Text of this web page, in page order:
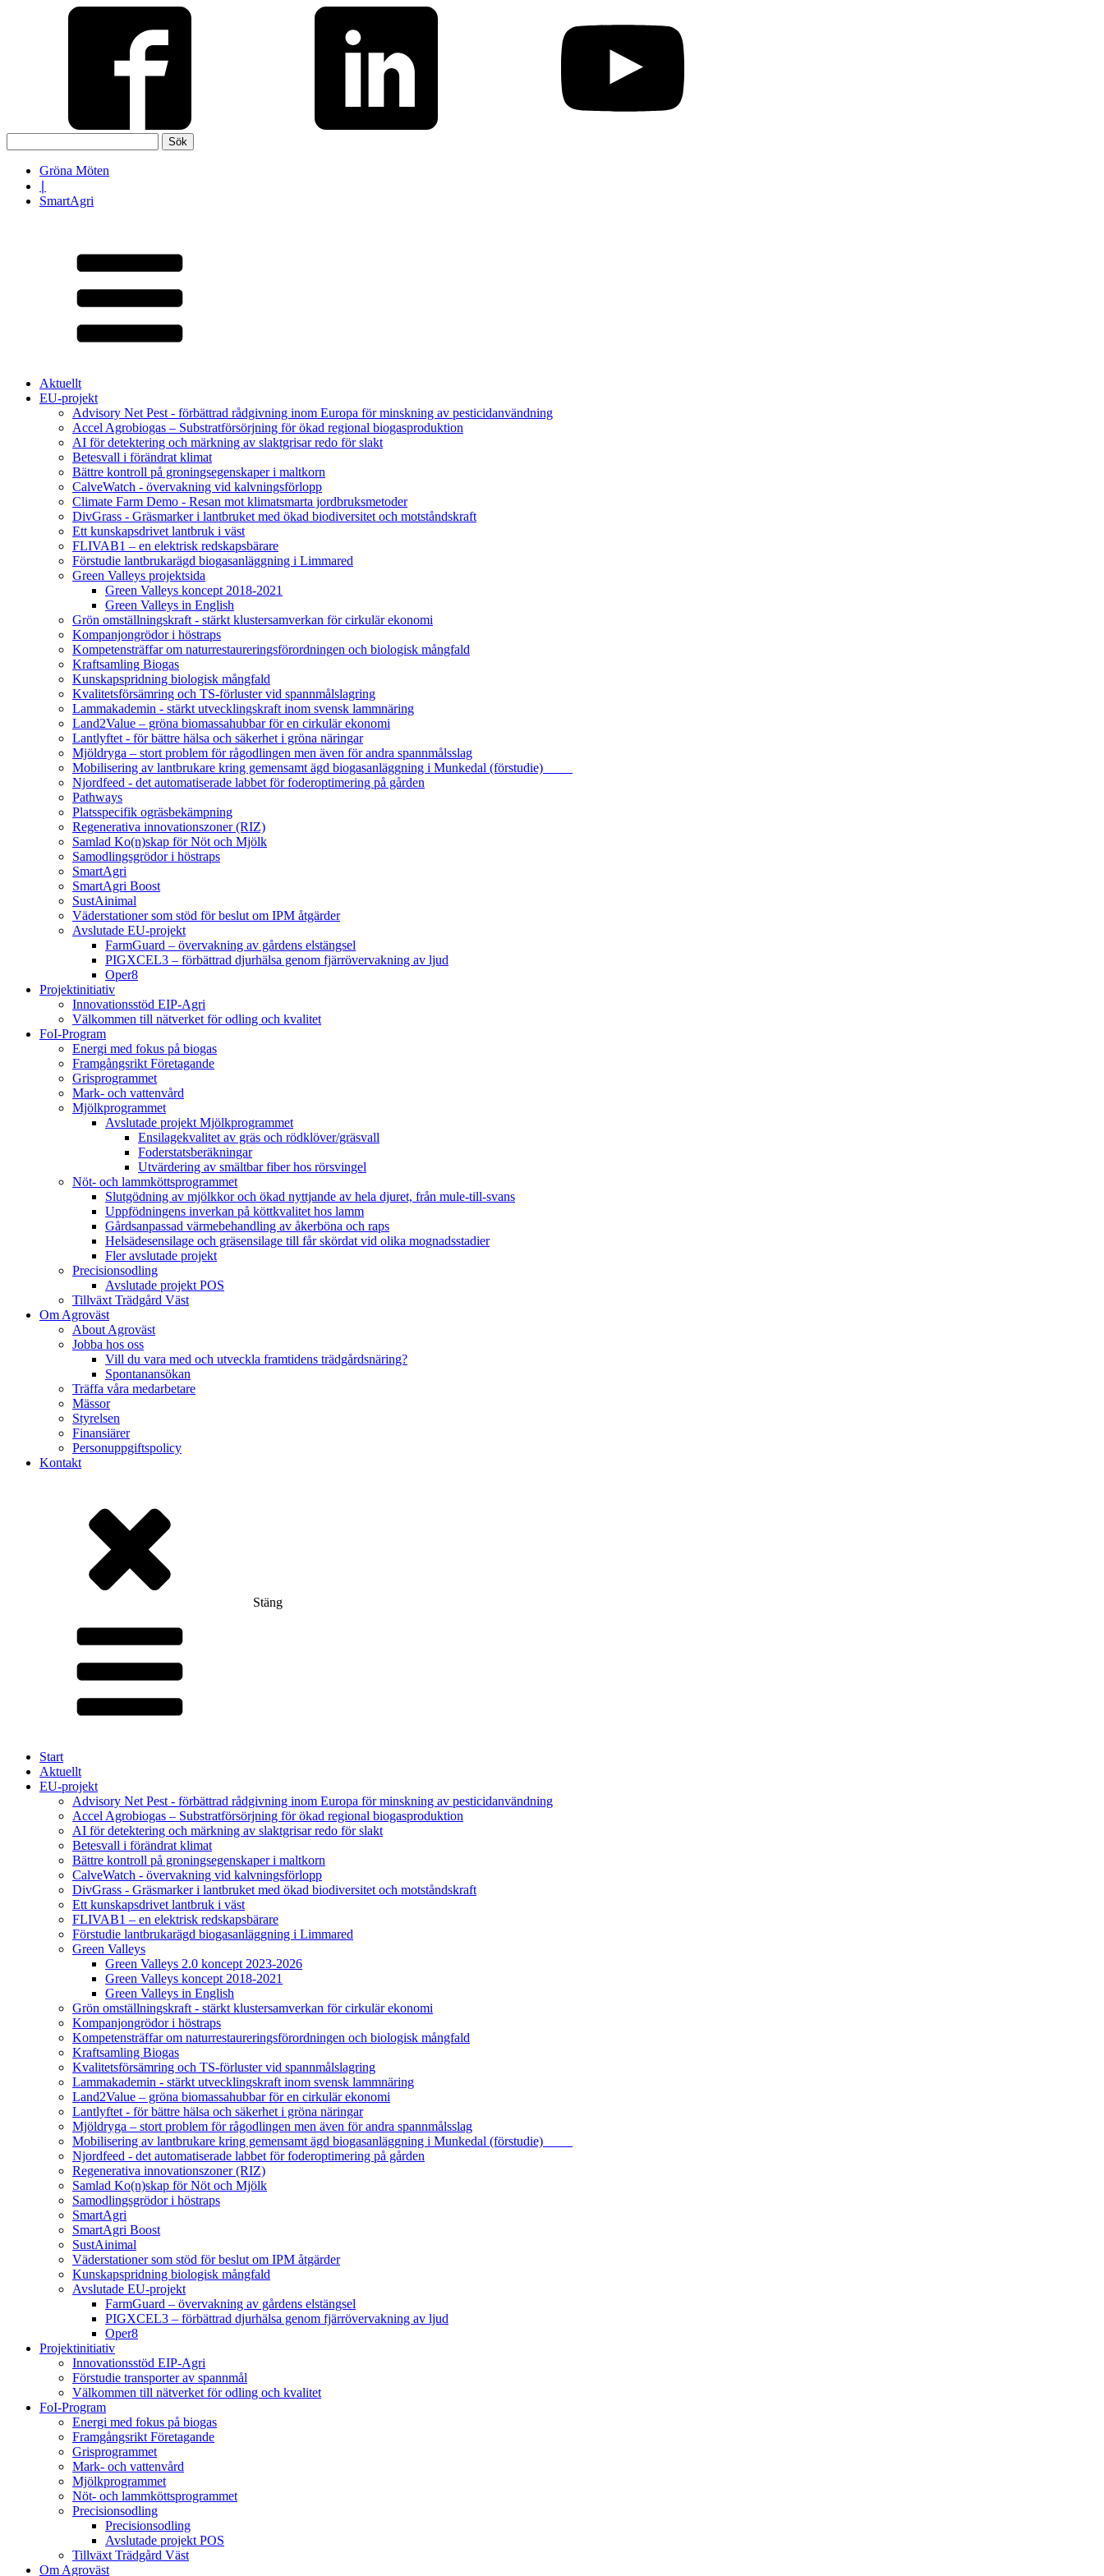
efter:
Gröna Möten
SmartAgri
Aktuellt
EU-projekt
Advisory Net Pest - förbättrad rådgivning inom Europa för minskning av pesticidanvändning
Accel Agrobiogas – Substratförsörjning för ökad regional biogasproduktion
AI för detektering och märkning av slaktgrisar redo för slakt
Betesvall i förändrat klimat
Bättre kontroll på groningsegenskaper i maltkorn
CalveWatch - övervakning vid kalvningsförlopp
Climate Farm Demo - Resan mot klimatsmarta jordbruksmetoder
DivGrass - Gräsmarker i lantbruket med ökad biodiversitet och motståndskraft
Ett kunskapsdrivet lantbruk i väst
FLIVAB1 – en elektrisk redskapsbärare
Förstudie lantbrukarägd biogasanläggning i Limmared
Green Valleys projektsida
Green Valleys koncept 2018-2021
Green Valleys in English
Grön omställningskraft - stärkt klustersamverkan för cirkulär ekonomi
Kompanjongrödor i höstraps
Kompetensträffar om naturrestaureringsförordningen och biologisk mångfald
Kraftsamling Biogas
Kunskapspridning biologisk mångfald
Kvalitetsförsämring och TS-förluster vid spannmålslagring
Lammakademin - stärkt utvecklingskraft inom svensk lammnäring
Land2Value – gröna biomassahubbar för en cirkulär ekonomi
Lantlyftet - för bättre hälsa och säkerhet i gröna näringar
Mjöldryga – stort problem för rågodlingen men även för andra spannmålsslag
Mobilisering av lantbrukare kring gemensamt ägd biogasanläggning i Munkedal (förstudie)
Njordfeed - det automatiserade labbet för foderoptimering på gården
Pathways
Platsspecifik ogräsbekämpning
Regenerativa innovationszoner (RIZ)
Samlad Ko(n)skap för Nöt och Mjölk
Samodlingsgrödor i höstraps
SmartAgri
SmartAgri Boost
SustAinimal
Väderstationer som stöd för beslut om IPM åtgärder
Avslutade EU-projekt
FarmGuard – övervakning av gårdens elstängsel
PIGXCEL3 – förbättrad djurhälsa genom fjärrövervakning av ljud
Oper8
Projektinitiativ
Innovationsstöd EIP-Agri
Välkommen till nätverket för odling och kvalitet
FoI-Program
Energi med fokus på biogas
Framgångsrikt Företagande
Grisprogrammet
Mark- och vattenvård
Mjölkprogrammet
Avslutade projekt Mjölkprogrammet
Ensilagekvalitet av gräs och rödklöver/gräsvall
Foderstatsberäkningar
Utvärdering av smältbar fiber hos rörsvingel
Nöt- och lammköttsprogrammet
Slutgödning av mjölkkor och ökad nyttjande av hela djuret, från mule-till-svans
Uppfödningens inverkan på köttkvalitet hos lamm
Gårdsanpassad värmebehandling av åkerböna och raps
Helsädesensilage och gräsensilage till får skördat vid olika mognadsstadier
Fler avslutade projekt
Precisionsodling
Avslutade projekt POS
Tillväxt Trädgård Väst
Om Agroväst
About Agroväst
Jobba hos oss
Vill du vara med och utveckla framtidens trädgårdsnäring?
Spontanansökan
Träffa våra medarbetare
Mässor
Styrelsen
Finansiärer
Personuppgiftspolicy
Kontakt
Stäng
Start
Aktuellt
EU-projekt
Advisory Net Pest - förbättrad rådgivning inom Europa för minskning av pesticidanvändning
Accel Agrobiogas – Substratförsörjning för ökad regional biogasproduktion
AI för detektering och märkning av slaktgrisar redo för slakt
Betesvall i förändrat klimat
Bättre kontroll på groningsegenskaper i maltkorn
CalveWatch - övervakning vid kalvningsförlopp
DivGrass - Gräsmarker i lantbruket med ökad biodiversitet och motståndskraft
Ett kunskapsdrivet lantbruk i väst
FLIVAB1 – en elektrisk redskapsbärare
Förstudie lantbrukarägd biogasanläggning i Limmared
Green Valleys
Green Valleys 2.0 koncept 2023-2026
Green Valleys koncept 2018-2021
Green Valleys in English
Grön omställningskraft - stärkt klustersamverkan för cirkulär ekonomi
Kompanjongrödor i höstraps
Kompetensträffar om naturrestaureringsförordningen och biologisk mångfald
Kraftsamling Biogas
Kvalitetsförsämring och TS-förluster vid spannmålslagring
Lammakademin - stärkt utvecklingskraft inom svensk lammnäring
Land2Value – gröna biomassahubbar för en cirkulär ekonomi
Lantlyftet - för bättre hälsa och säkerhet i gröna näringar
Mjöldryga – stort problem för rågodlingen men även för andra spannmålsslag
Mobilisering av lantbrukare kring gemensamt ägd biogasanläggning i Munkedal (förstudie)
Njordfeed - det automatiserade labbet för foderoptimering på gården
Regenerativa innovationszoner (RIZ)
Samlad Ko(n)skap för Nöt och Mjölk
Samodlingsgrödor i höstraps
SmartAgri
SmartAgri Boost
SustAinimal
Väderstationer som stöd för beslut om IPM åtgärder
Kunskapspridning biologisk mångfald
Avslutade EU-projekt
FarmGuard – övervakning av gårdens elstängsel
PIGXCEL3 – förbättrad djurhälsa genom fjärrövervakning av ljud
Oper8
Projektinitiativ
Innovationsstöd EIP-Agri
Förstudie transporter av spannmål
Välkommen till nätverket för odling och kvalitet
FoI-Program
Energi med fokus på biogas
Framgångsrikt Företagande
Grisprogrammet
Mark- och vattenvård
Mjölkprogrammet
Nöt- och lammköttsprogrammet
Precisionsodling
Precisionsodling
Avslutade projekt POS
Tillväxt Trädgård Väst
Om Agroväst